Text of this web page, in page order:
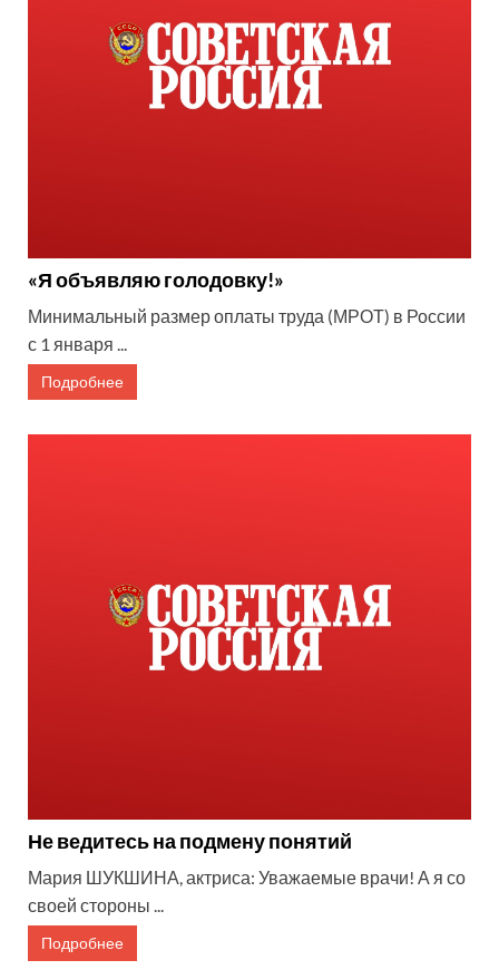
«Я объявляю голодовку!»
Минимальный размер оплаты труда (МРОТ) в России
с 1 января ...
Подробнее
Не ведитесь на подмену понятий
Мария ШУКШИНА, актриса: Уважаемые врачи! А я со
своей стороны ...
Подробнее